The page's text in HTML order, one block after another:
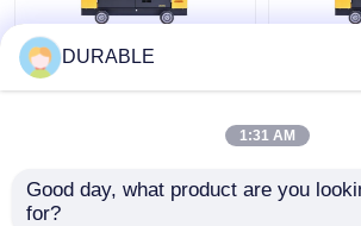
14.4A Industriële
Generatoren
Beste prijs
11KW
DURABLE
1:31 AM
Good day, what product are you
for?